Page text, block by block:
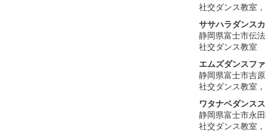
社交ダンス教室
ササハラダンス
静岡県富士市伝
社交ダンス教室
エムズダンスフ
静岡県富士市吉
社交ダンス教室
ワタナベダンス
静岡県富士市永
社交ダンス教室